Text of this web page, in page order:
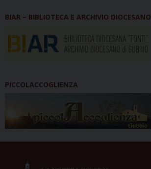
BIAR – BIBLIOTECA E ARCHIVIO DIOCESANO
PICCOLACCOGLIENZA